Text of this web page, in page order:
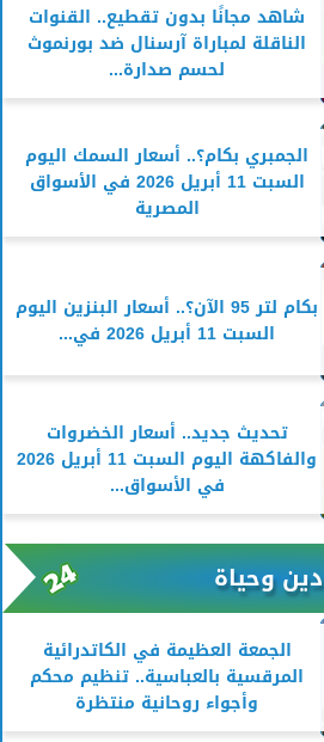
شاهد مجانًا بدون تقطيع.. القنوات
الناقلة لمباراة آرسنال ضد بورنموث
لحسم صدارة...
الجمبري بكام؟.. أسعار السمك اليوم
السبت 11 أبريل 2026 في الأسواق
المصرية
بكام لتر 95 الآن؟.. أسعار البنزين اليوم
السبت 11 أبريل 2026 في...
تحديث جديد.. أسعار الخضروات
والفاكهة اليوم السبت 11 أبريل 2026
في الأسواق...
دين وحياة
الجمعة العظيمة في الكاتدرائية
المرقسية بالعباسية.. تنظيم محكم
وأجواء روحانية منتظرة